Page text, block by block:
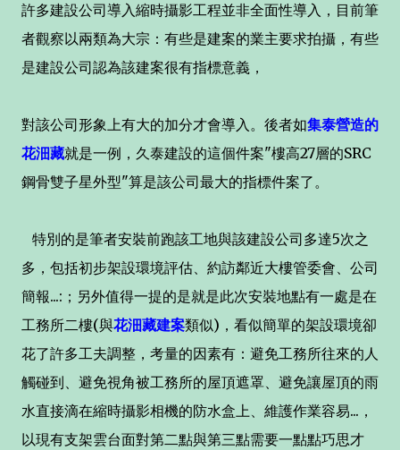
許多建設公司導入縮時攝影工程並非全面性導入，目前筆
者觀察以兩類為大宗：有些是建案的業主要求拍攝，有些
是建設公司認為該建案很有指標意義，
對該公司形象上有大的加分才會導入。後者如集泰營造的
花沺藏就是一例，久泰建設的這個件案"樓高27層的SRC
鋼骨雙子星外型"算是該公司最大的指標件案了。
特別的是筆者安裝前跑該工地與該建設公司多達5次之
多，包括初步架設環境評估、約訪鄰近大樓管委會、公司
簡報...:；另外值得一提的是就是此次安裝地點有一處是在
工務所二樓(與花沺藏建案類似)，看似簡單的架設環境卻
花了許多工夫調整，考量的因素有：避免工務所往來的人
觸碰到、避免視角被工務所的屋頂遮罩、避免讓屋頂的雨
水直接滴在縮時攝影相機的防水盒上、維護作業容易...，
以現有支架雲台面對第二點與第三點需要一點點巧思才